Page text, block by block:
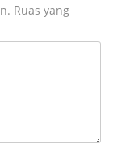
Ruas yang